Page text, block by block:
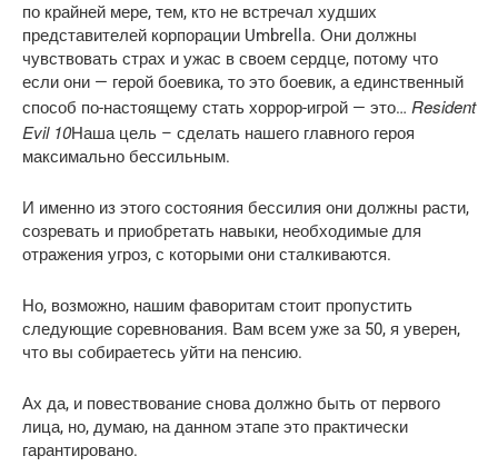
по крайней мере, тем, кто не встречал худших
представителей корпорации Umbrella. Они должны
чувствовать страх и ужас в своем сердце, потому что
если они — герой боевика, то это боевик, а единственный
способ по-настоящему стать хоррор-игрой — это… Resident
Evil 10Наша цель – сделать нашего главного героя
максимально бессильным.
И именно из этого состояния бессилия они должны расти,
созревать и приобретать навыки, необходимые для
отражения угроз, с которыми они сталкиваются.
Но, возможно, нашим фаворитам стоит пропустить
следующие соревнования. Вам всем уже за 50, я уверен,
что вы собираетесь уйти на пенсию.
Ах да, и повествование снова должно быть от первого
лица, но, думаю, на данном этапе это практически
гарантировано.